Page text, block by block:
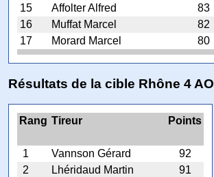
15
Affolter Alfred
83
16
Muffat Marcel
82
17
Morard Marcel 80
Résultats de la cible Rhône 4 AO
Rang Tireur Points
1 Vannson Gérard
92
2
Lhéridaud Martin
91